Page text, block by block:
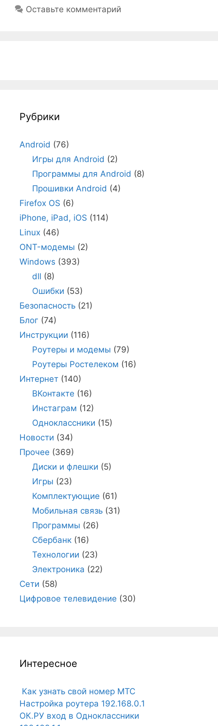
Оставьте комментарий
Рубрики
Android (76)
Игры для Android (2)
Программы для Android (8)
Прошивки Android (4)
Firefox OS (6)
iPhone, iPad, iOS (114)
Linux (46)
ONT-модемы (2)
Windows (393)
dll (8)
Ошибки (53)
Безопасность (21)
Блог (74)
Инструкции (116)
Роутеры и модемы (79)
Роутеры Ростелеком (16)
Интернет (140)
ВКонтакте (16)
Инстаграм (12)
Одноклассники (15)
Новости (34)
Прочее (369)
Диски и флешки (5)
Игры (23)
Комплектующие (61)
Мобильная связь(31)
Программы (26)
Сбербанк(16)
Технологии (23)
Электроника (22)
Сети (58)
Цифровое телевидение (30)
Интересное
Как узнать свой номер МТС
Настройка роутера 192.168.0.1
ОК.РУ вход в Одноклассники